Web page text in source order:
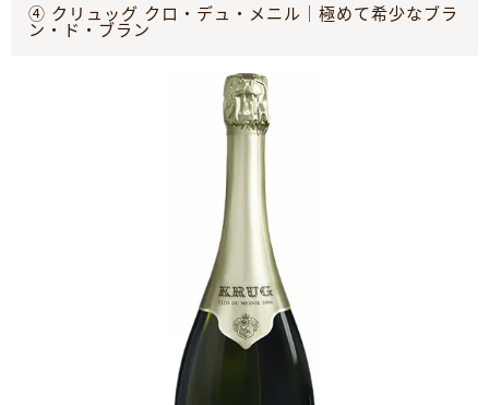
④ クリュッグ クロ・デュ・メニル｜極めて希少なブラ
ン・ド・ブラン